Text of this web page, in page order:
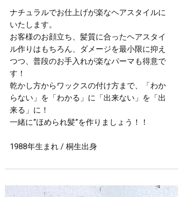
ナチュラルでお仕上げが楽なヘアスタイルに
いたします。
お客様のお顔立ち、髪質に合ったヘアスタイ
ル作りはもちろん、ダメージを最小限に抑え
つつ、普段のお手入れが楽なパーマも得意で
す！
乾かし方からワックスの付け方まで、「わか
らない」を「わかる」に「出来ない」を「出
来る」に！
一緒に”ほめられ髪”を作りましょう！！
1988年生まれ / 桐生出身